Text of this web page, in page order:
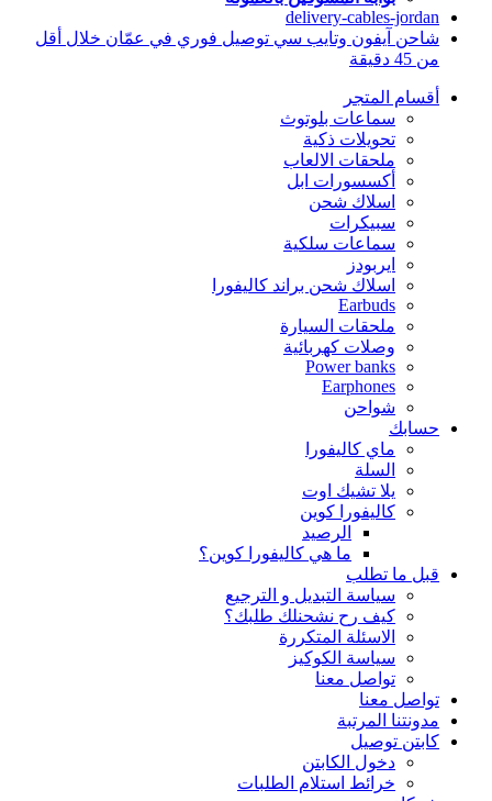
delivery-cables-jordan
شاحن آيفون وتايب سي توصيل فوري في عمّان خلال أقل
من 45 دقيقة
أقسام المتجر
سماعات بلوتوث
تحويلات ذكية
ملحقات الالعاب
أكسسورات ابل
اسلاك شحن
سبيكرات
سماعات سلكية
ايربودز
اسلاك شحن براند كاليفورا
Earbuds
ملحقات السيارة
وصلات كهربائية
Power banks
Earphones
شواحن
حسابك
ماي كاليفورا
السلة
يلا تشيك اوت
كاليفورا كوين
الرصيد
ما هي كاليفورا كوين؟
قبل ما تطلب
سياسة التبديل و الترجيع
كيف رح نشحنلك طلبك؟
الاسئلة المتكررة
سياسة الكوكيز
تواصل معنا
تواصل معنا
مدونتنا المرتبة
كابتن توصيل
دخول الكابتن
خرائط استلام الطلبات